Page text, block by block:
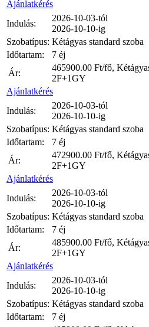
Ajánlatkérés
Indulás:
2026-10-03-tól
2026-10-10-ig
Szobatípus: Kétágyas standard szoba
Időtartam:
7 éj
Ár:
465900.00 Ft/fő,
2F+1GY
Ajánlatkérés
Indulás:
2026-10-03-tól
2026-10-10-ig
Szobatípus: Kétágyas standard szoba
Időtartam:
7 éj
Ár:
472900.00 Ft/fő,
2F+1GY
Ajánlatkérés
Indulás:
2026-10-03-tól
2026-10-10-ig
Szobatípus: Kétágyas standard szoba
Időtartam:
7 éj
Ár:
485900.00 Ft/fő,
2F+1GY
Ajánlatkérés
Indulás:
2026-10-03-tól
2026-10-10-ig
Szobatípus: Kétágyas standard szoba
Időtartam:
7 éj